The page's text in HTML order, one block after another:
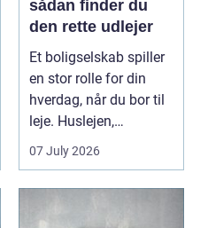
sådan finder du
den rette udlejer
Et boligselskab spiller
en stor rolle for din
hverdag, når du bor til
leje. Huslejen,
vedligeh...
07 July 2026